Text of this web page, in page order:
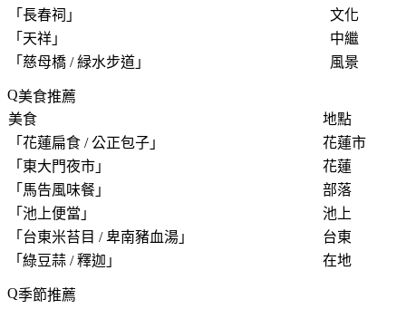
「 長春祠 」
文化
「 天祥 」
中繼
「 慈母橋 / 緑水步道 」 風景
美食推薦
美食
地點
「 花蓮扁食 / 公正包子 」
花蓮市
「 東大門夜市 」
花蓮
「 馬告風味餐 」
部落
「 池上便當 」
池上
「 台東米苔目 / 卑南豬血湯 」
台東
「 綠豆蒜 / 釋迦 」 在地
季節推薦